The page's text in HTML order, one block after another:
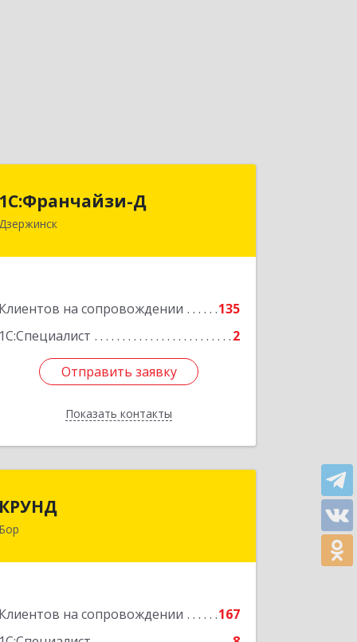
1С:Франчайзи-Д
Дзержинск
Клиентов на сопровождении
135
1С:Специалист
2
Отправить заявку
Показать контакты
1С:Франчайзи-Д
Подробнее
Отправить заявку
Назад
КРУНД
Бор
Клиентов на сопровождении
167